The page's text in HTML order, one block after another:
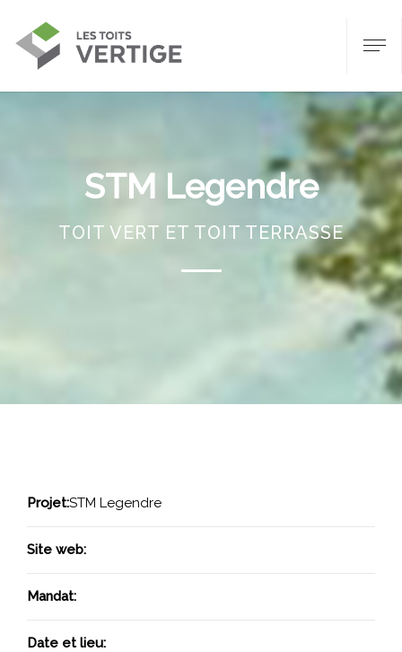
STM Legendre
TOIT VERT ET TOIT TERRASSE
Projet:STM Legendre
Site web:
Mandat:
Date et lieu: